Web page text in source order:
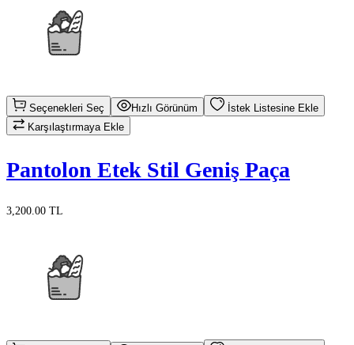
Seçenekleri Seç Hızlı Görünüm
İstek Listesine Ekle
Karşılaştırmaya Ekle
Pantolon Etek Stil Geniş Paça
3,200.00 TL